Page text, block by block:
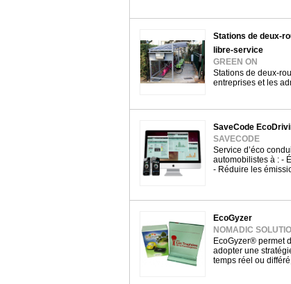
Stations de deux-
libre-service
GREEN ON
Stations de deux-
entreprises et les
SaveCode
SAVECODE
Service d’éco
automobilistes à : -
- Réduire les
EcoGyzer
NOMADIC
EcoGyzer® permet
adopter une
temps réel ou